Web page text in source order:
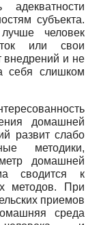
адекватности
субъекта.
человек
или свои
внедрений и не
себя слишком
домашней
развит слабо
методики,
домашней
сводится к
методов. При
приемов
среда